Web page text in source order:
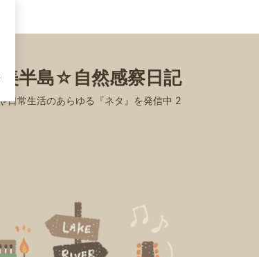
半島☆自然感察日記
日常生活のあらゆる『ネタ』を発信中 2